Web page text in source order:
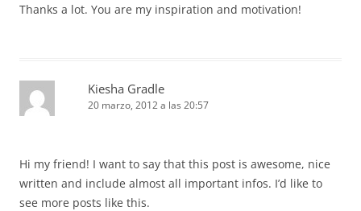
Thanks a lot. You are my inspiration and motivation!
Kiesha Gradle
20 marzo, 2012 a las 20:57
Hi my friend! I want to say that this post is awesome, nice
written and include almost all important infos. I’d like to
see more posts like this.